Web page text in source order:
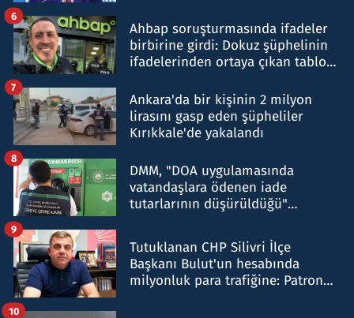
Ahbap soruşturmasında ifadeler
birbirine girdi: Dokuz şüphelinin
ifadelerinden ortaya çıkan tablo
6
Ankara'da bir kişinin 2 milyon
lirasını gasp eden şüpheliler
Kırıkkale'de yakalandı
7
DMM, "DOA uygulamasında
vatandaşlara ödenen iade
tutarlarının düşürüldüğü"
8
Tutuklanan CHP Silivri İlçe
Başkanı Bulut'un hesabında
milyonluk para trafiğine: Patron
9
10